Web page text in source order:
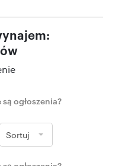
ogłoszenia?
Sortuj